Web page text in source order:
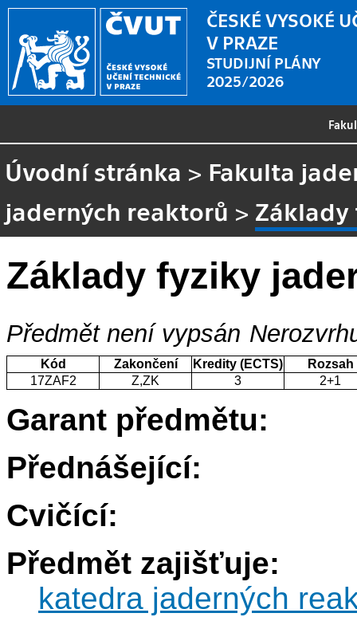
ČESKÉ VYSOKÉ
V PRAZE
STUDIJNÍ PLÁNY
2025/2026
Úvodní stránka > Fakulta
jaderných reaktorů > Základy
Základy fyziky
Předmět není vypsán
Kód Zakončení Kredity (ECTS)
Rozsah
17ZAF2
Z,ZK 3 2+1
Garant předmětu:
Přednášející:
Cvičící:
Předmět zajišťuje:
katedra jaderných